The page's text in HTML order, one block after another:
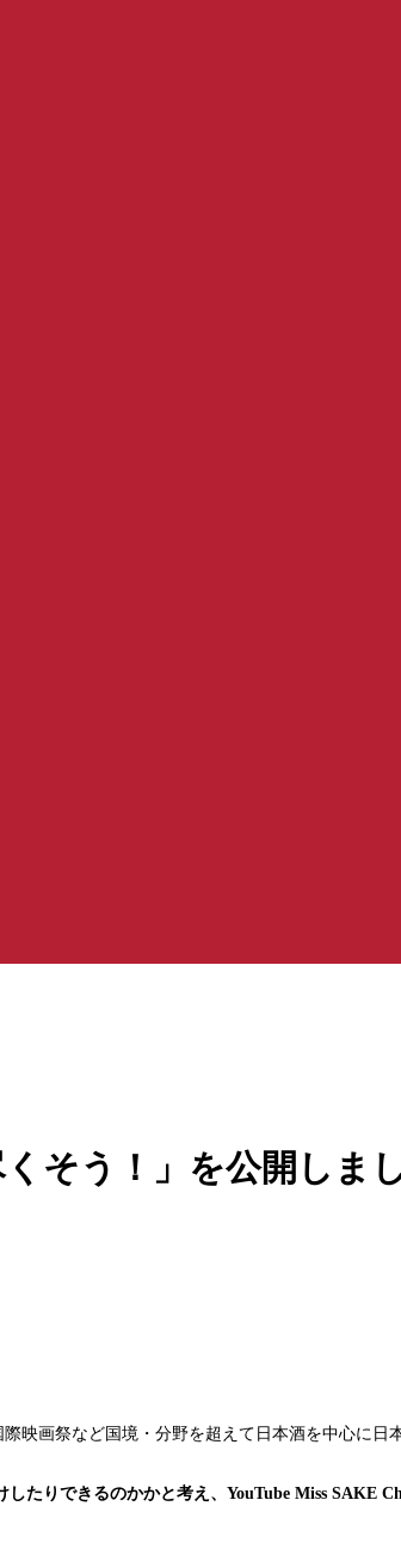
そう！」を公開しま
映画祭など国境・分野を超えて日本酒を中心に日
たりできるのかかと考え、YouTube Miss SAKE